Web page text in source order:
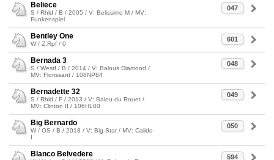
047
Beliece
S / Rhld / B / 2005 / V: Belissimo M / MV:
Funkenspiel
601
Bentley One
W / Z.Rpf / 0
048
Bernada 3
S / Westf / B / 2014 / V: Balous Diamond /
MV: Florissant / 108NP84
049
Bernadette 32
S / Rhld / F / 2013 / V: Balou du Rouet /
MV: Clinton II / 106HL00
050
Big Bernardo
W / OS / B / 2018 / V: Big Star / MV: Calido
I
594
Blanco Belvedere